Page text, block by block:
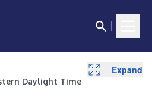
Daylight Time
Expand